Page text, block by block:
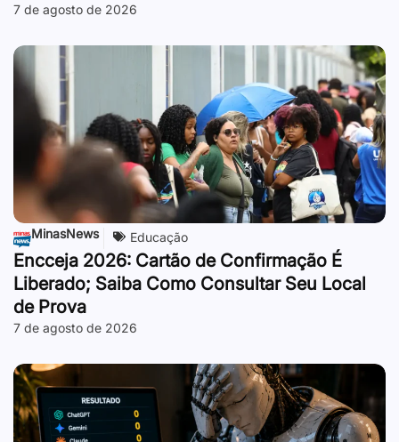
7 de agosto de 2026
MinasNews Educação
Encceja 2026: Cartão de Confirmação É
Liberado; Saiba Como Consultar Seu Local
de Prova
7 de agosto de 2026